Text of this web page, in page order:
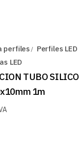
perfiles
Perfiles
LED
TUBO
1m